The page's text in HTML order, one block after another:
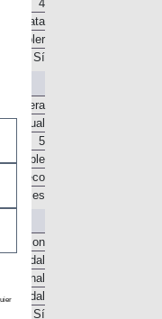
4
culata
Manual
5
en seco